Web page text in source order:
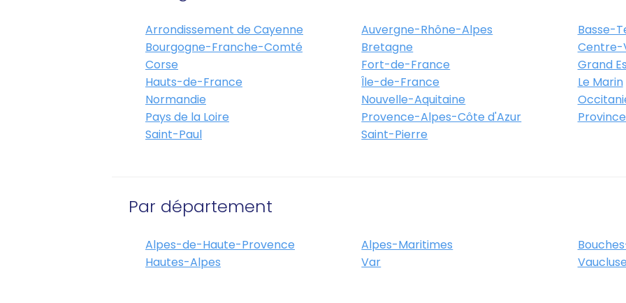
Arrondissement de Cayenne Auvergne-Rhône-Alpes
Basse-
Bourgogne-Franche-Comté
Bretagne
Centre-
Corse
Fort-de-France
Grand
Hauts-de-France
Île-de-France
Le Marin
Normandie
Nouvelle-Aquitaine
Pays de la Loire
Provence-Alpes-Côte d'Azur
Saint-Paul
Saint-Pierre
Par département
Alpes-de-Haute-Provence Alpes-Maritimes
Hautes-Alpes
Var Vaucluse